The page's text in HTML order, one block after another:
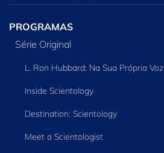
PROGRAMAS
Série Original
L. Ron Hubbard: Na Sua Própria Voz
Inside Scientology
Destination: Scientology
Meet a Scientologist